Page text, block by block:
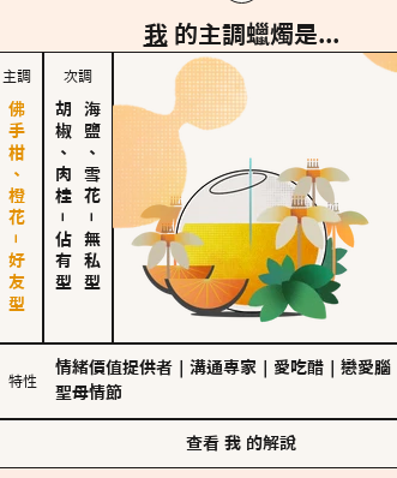
我 的主調蠟燭是...
主調
佛手柑、橙花－好友型
次調
胡椒、肉桂
－
佔有型
海鹽、雪花
－
無私型
特性
情緒價值提供者 溝通專家 愛吃醋 戀愛腦
聖母情節
查看 我 的解說